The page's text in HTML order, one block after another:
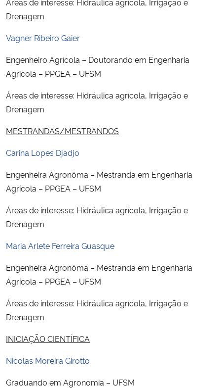
Drenagem
Vagner Ribeiro Gaier
Engenheiro Agrícola – Doutorando em Engenharia
Agrícola – PPGEA – UFSM
Áreas de interesse: Hidráulica agrícola, Irrigação e
Drenagem
MESTRANDAS/MESTRANDOS
Carina Lopes Djadjo
Engenheira Agronôma – Mestranda em Engenharia
Agrícola – PPGEA – UFSM
Áreas de interesse: Hidráulica agrícola, Irrigação e
Drenagem
Maria Arlete Ferreira Guasque
Engenheira Agronôma – Mestranda em Engenharia
Agrícola – PPGEA – UFSM
Áreas de interesse: Hidráulica agrícola, Irrigação e
Drenagem
INICIAÇÃO CIENTÍFICA
Nicolas Moreira Girotto
Graduando em Agronomia – UFSM